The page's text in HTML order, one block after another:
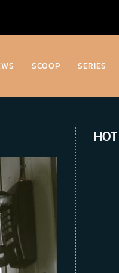
SCOOP SERIES